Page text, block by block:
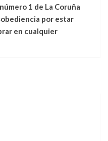
1 de La Coruña
por estar
en cualquier